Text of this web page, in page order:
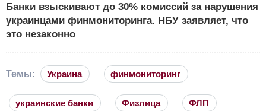
Банки взыскивают до 30% комиссий за нарушения
украинцами финмониторинга. НБУ заявляет, что
это незаконно
Темы: Украина финмониторинг
украинские банки Физлица ФЛП